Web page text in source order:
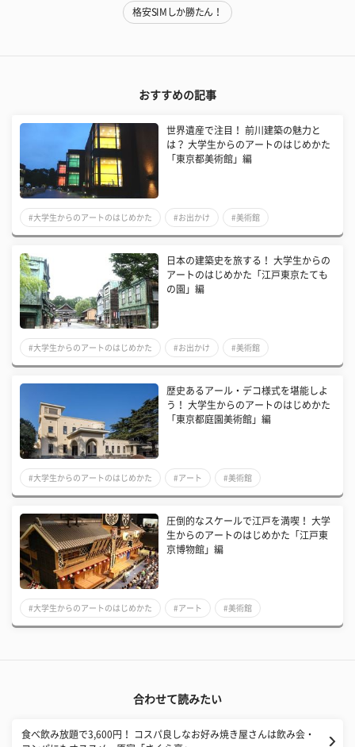
格安SIMしか勝たん！
おすすめの記事
世界遺産で注目！ 前川建築の魅力と
は？ 大学生からのアートのはじめかた
「東京都美術館」編
#大学生からのアートのはじめかた #お出かけ #美術館
日本の建築史を旅する！ 大学生からの
アートのはじめかた「江戸東京たても
の園」編
#大学生からのアートのはじめかた #お出かけ #美術館
歴史あるアール・デコ様式を堪能しよ
う！ 大学生からのアートのはじめかた
「東京都庭園美術館」編
#大学生からのアートのはじめかた #アート #美術館
圧倒的なスケールで江戸を満喫！ 大学
生からのアートのはじめかた「江戸東
京博物館」編
#大学生からのアートのはじめかた #アート #美術館
合わせて読みたい
食べ飲み放題で3,600円！ コスパ良しなお好み焼き屋さんは飲み会・